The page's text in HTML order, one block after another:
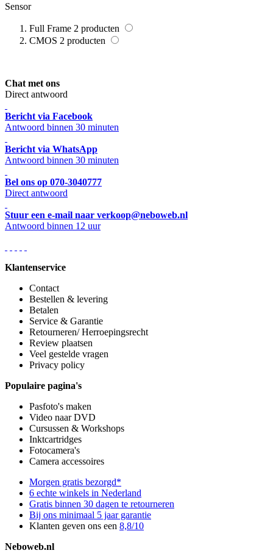
Sensor
Full Frame 2 producten
CMOS 2 producten
Chat met ons
Direct antwoord
Bericht via Facebook
Antwoord binnen 30 minuten
Bericht via WhatsApp
Antwoord binnen 30 minuten
Bel ons op 070-3040777
Direct antwoord
Stuur een e-mail naar verkoop@neboweb.nl
Antwoord binnen 12 uur
Klantenservice
Contact
Bestellen & levering
Betalen
Service & Garantie
Retourneren/ Herroepingsrecht
Review plaatsen
Veel gestelde vragen
Privacy policy
Populaire pagina's
Pasfoto's maken
Video naar DVD
Cursussen & Workshops
Inktcartridges
Fotocamera's
Camera accessoires
Morgen gratis bezorgd*
6 echte winkels in Nederland
Gratis binnen 30 dagen te retourneren
Bij ons minimaal 5 jaar garantie
Klanten geven ons een 8,8/10
Neboweb.nl